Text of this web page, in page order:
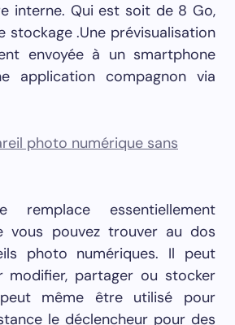
interne. Qui est soit de 8 Go,
stockage .Une prévisualisation
envoyée à un smartphone
application compagnon via
remplace essentiellement
vous pouvez trouver au dos
photo numériques. Il peut
modifier, partager ou stocker
même être utilisé pour
le déclencheur pour des